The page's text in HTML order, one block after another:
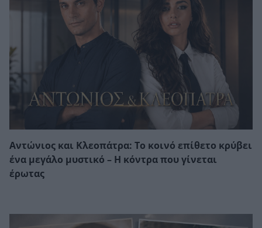
Αντώνιος και Κλεοπάτρα: Το κοινό επίθετο κρύβει
ένα μεγάλο μυστικό – Η κόντρα που γίνεται
έρωτας